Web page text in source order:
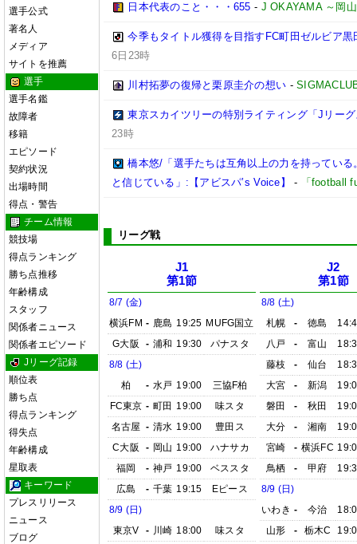
選手公式
著名人
メディア
サイトを推薦
選手
選手名鑑
故障者
移籍
エピソード
契約状況
出場時間
得点・警告
チーム情報
競技場
得点ランキング
勝ち点推移
年齢構成
スタッフ
関係者ニュース
関係者エピソード
Jリーグ記録
順位表
勝ち点
得点ランキング
得失点
年齢構成
星取表
キーワード
プレスリリース
ニュース
ブログ
日本代表のこと・・・655 - J OKAYAMA ～岡
今季もタイトル獲得を目指すFC町田ゼルビア
6日23時
川村拓夢の復帰と栗原圭介の想い -
東京スカイツリーの特別ライティング「Jリー
23時
橋本悠/「選手たちは互角以上の力を持ってい
と信じている」:【アビスパ’s Voice】
- 「football
リーグ戦
J1
第1節
8/7 (金)
横浜FM - 鹿島 19:25 MUFG国立
G大阪
- 浦和 19:30
パナスタ
8/8 (土)
柏
- 水戸 19:00
三協F柏
FC東京 - 町田 19:00
味スタ
名古屋 - 清水 19:00
豊田ス
C大阪
- 岡山 19:00
ハナサカ
福岡
- 神戸 19:00
ベススタ
広島
- 千葉 19:15
Eピース
8/9 (日)
東京V
- 川崎 18:00
味スタ
J2
第1節
8/8 (土)
札幌
- 徳島
八戸
- 富山
藤枝
- 仙台
大宮
- 新潟
磐田
- 秋田
大分
- 湘南
宮崎
- 横浜FC
鳥栖
- 甲府
8/9 (日)
いわき - 今治
山形
- 栃木C